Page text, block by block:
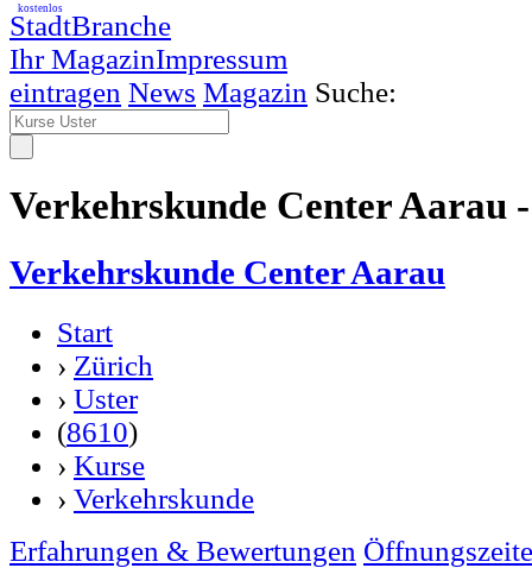
StadtBranche
Ihr MagazinImpressum
kostenlos
eintragen News Magazin Suche:
Verkehrskunde Center Aarau
Verkehrskunde Center Aarau
Start
› Zürich
› Uster
(8610)
› Kurse
› Verkehrskunde
Erfahrungen & Bewertungen